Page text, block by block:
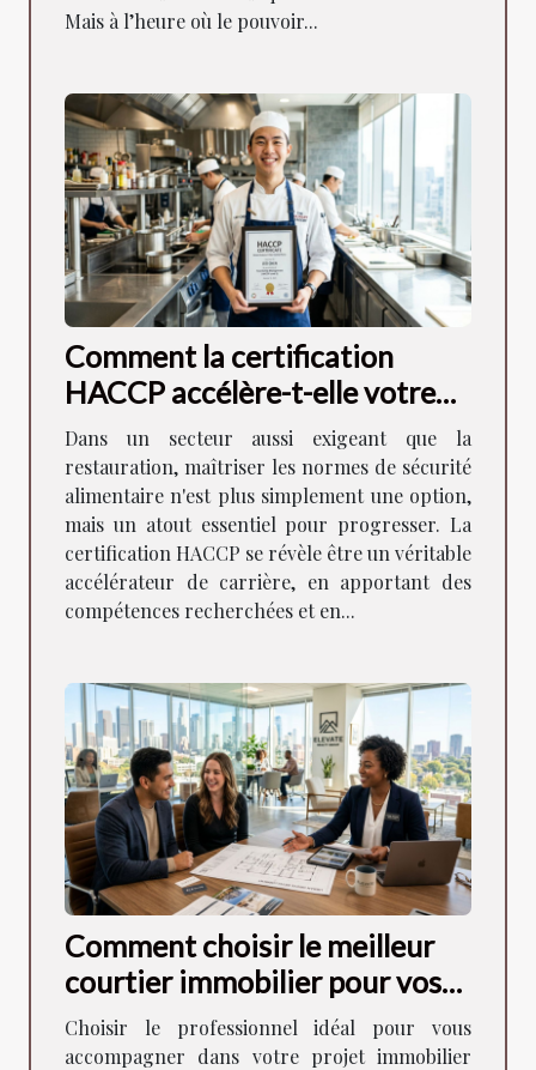
Mais à l’heure où le pouvoir...
Comment la certification
HACCP accélère-t-elle votre
carrière en restauration ?
Dans un secteur aussi exigeant que la
restauration, maîtriser les normes de sécurité
alimentaire n'est plus simplement une option,
mais un atout essentiel pour progresser. La
certification HACCP se révèle être un véritable
accélérateur de carrière, en apportant des
compétences recherchées et en...
Comment choisir le meilleur
courtier immobilier pour vos
besoins ?
Choisir le professionnel idéal pour vous
accompagner dans votre projet immobilier